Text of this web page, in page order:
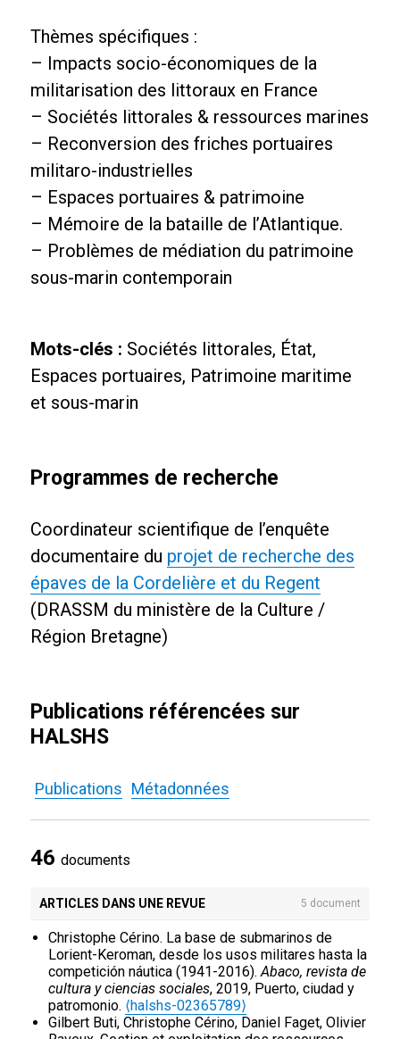
Thèmes spécifiques :
– Impacts socio-économiques de la
militarisation des littoraux en France
– Sociétés littorales & ressources marines
– Reconversion des friches portuaires
militaro-industrielles
– Espaces portuaires & patrimoine
– Mémoire de la bataille de l’Atlantique.
– Problèmes de médiation du patrimoine
sous-marin contemporain
Mots-clés : Sociétés littorales, État,
Espaces portuaires, Patrimoine maritime
et sous-marin
Programmes de recherche
Coordinateur scientifique de l’enquête
documentaire du projet de recherche des
épaves de la Cordelière et du Regent
(DRASSM du ministère de la Culture /
Région Bretagne)
Publications référencées sur
HALSHS
Publications Métadonnées
46documents
ARTICLES DANS UNE REVUE 5 document
Christophe Cérino. La base de submarinos de
Lorient-Keroman, desde los usos militares hasta la
competición náutica (1941-2016).Abaco, revista de
cultura y ciencias sociales, 2019, Puerto, ciudad y
patromonio. ⟨halshs-02365789⟩
Gilbert Buti, Christophe Cérino, Daniel Faget, Olivier